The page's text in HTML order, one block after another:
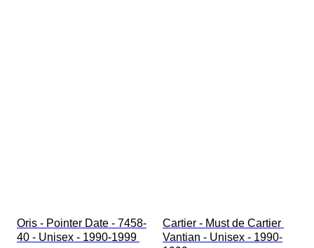
Oris - Pointer Date - 7458-
40 - Unisex - 1990-1999
Cartier - Must de Cartier
Vantian - Unisex - 1990-